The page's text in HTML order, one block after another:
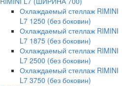
Охлаждаемый стеллаж RIMINI
L7 1250 (без боковин)
Охлаждаемый стеллаж RIMINI
L7 1875 (без боковин)
Охлаждаемый стеллаж RIMINI
L7 2500 (без боковин)
Охлаждаемый стеллаж RIMINI
L7 3750 (без боковин)